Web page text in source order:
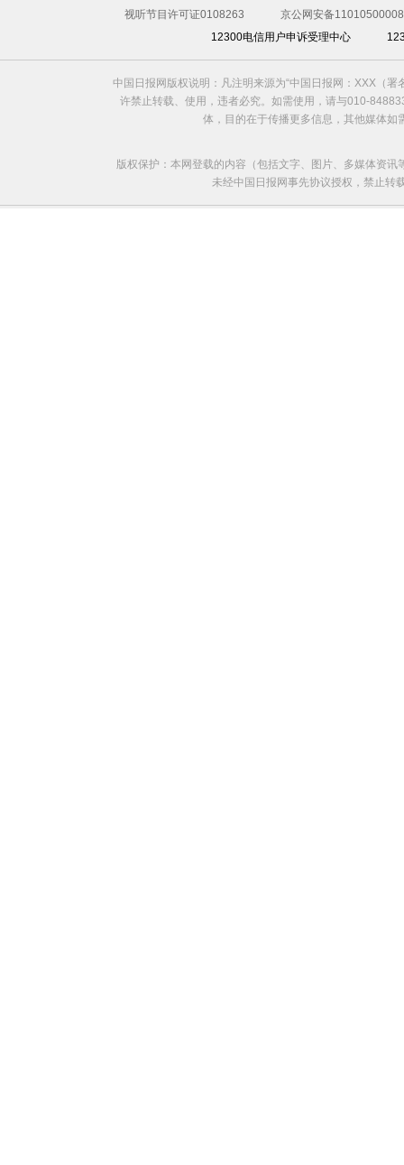
视听节目许可证0108263
京公网安备
12300电信用户申诉受理中心
中国日报网版权说明：凡注明来源为“中国日报网：XXX（
许禁止转载、使用，违者必究。如需使用，请与010-
体，目的在于传播更多信息，其他媒体
版权保护：本网登载的内容（包括文字、图片、多媒体资
未经中国日报网事先协议授权，禁止转